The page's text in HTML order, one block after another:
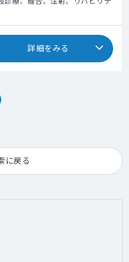
詳細をみる
に戻る